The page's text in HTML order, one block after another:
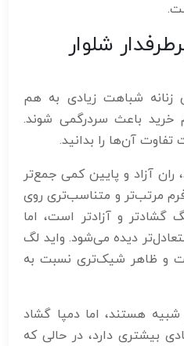
شلوار
شباهت زیادی به هم
خرید باعث سردرگمی شوند.
تفاوت آن‌ها را بدانید.
ران آزاد و پایین کمی جمع‌تر
مرتب‌تر و متناسب‌تری روی
گشادتر و آزادتر است، اما
دیده می‌شود. واید لگ
و ظاهر شیک‌تری نسبت به
هستند، اما دمپا گشاد
بیشتری دارد، در حالی که